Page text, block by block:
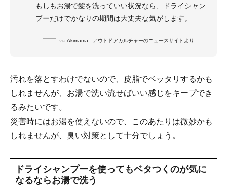
もしもお湯で髪を洗っていい状況なら、ドライシャン
プーだけでかなりの期間は大丈夫な気がします。
viaAkimama - アウトドアカルチャーのニュースサイトより
汚れを落とすわけでないので、皮脂でベッタリするかも
しれませんが、お湯で洗い流せばいい感じをキープでき
るみたいです。
災害時にはお湯を使えないので、このあたりは微妙かも
しれませんが、臭い対策として十分でしょう。
ドライシャンプーを使ってもベタつくのが気に
なるならお湯で洗う